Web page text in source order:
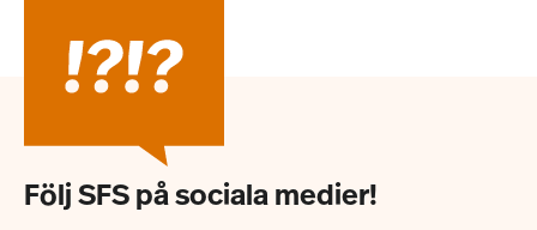
Följ SFS på sociala medier!